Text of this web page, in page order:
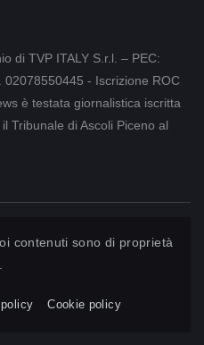
di TVP ITALY S.r.l. – PEC:
02078550445 - Iscrizione ROC
è testata giornalistica iscritta
Tribunale di Ascoli Piceno al
contenuti sono di proprietà
Cookie policy